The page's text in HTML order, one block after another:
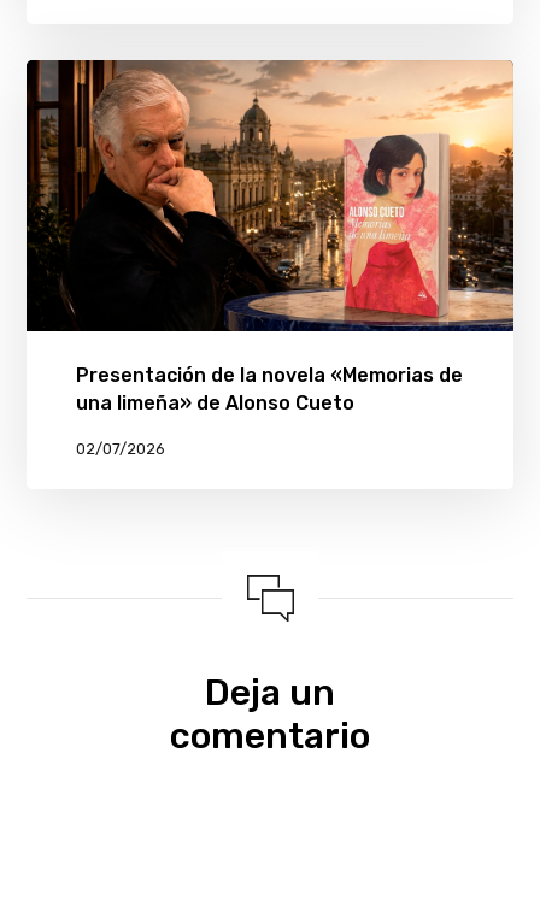
Presentación de la novela «Memorias de
una limeña» de Alonso Cueto
02/07/2026
Deja un
comentario